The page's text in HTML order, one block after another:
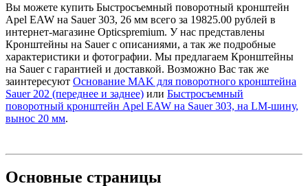
Вы можете купить Быстросъемный поворотный кронштейн
Apel EAW на Sauer 303, 26 мм всего за 19825.00 рублей в
интернет-магазине Opticspremium. У нас представлены
Кронштейны на Sauer с описаниями, а так же подробные
характеристики и фотографии. Мы предлагаем Кронштейны
на Sauer с гарантией и доставкой. Возможно Вас так же
заинтересуют Основание MAK для поворотного кронштейна
Sauer 202 (переднее и заднее) или Быстросъемный
поворотный кронштейн Apel EAW на Sauer 303, на LM-шину,
вынос 20 мм.
Основные страницы